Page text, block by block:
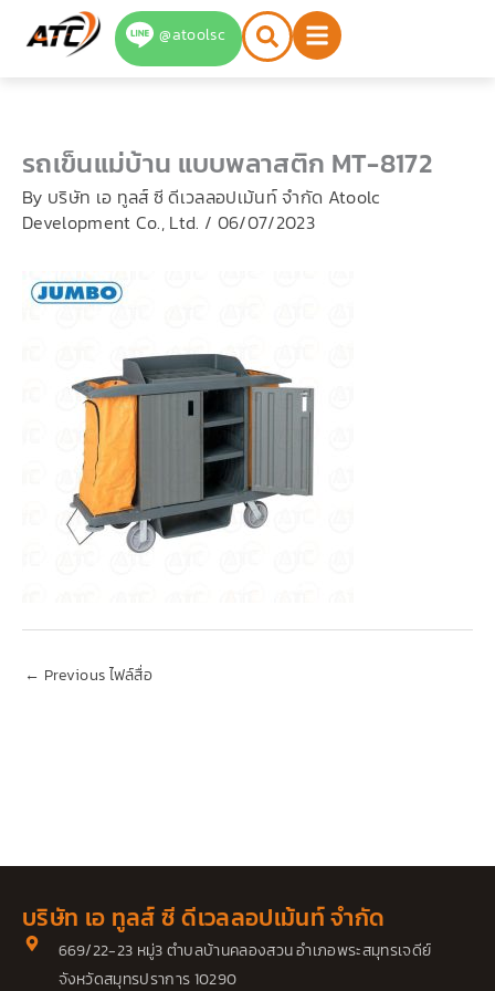
@atoolsc
รถเข็นแม่บ้าน แบบพลาสติก MT-8172
By บริษัท เอ ทูลส์ ซี ดีเวลลอปเม้นท์ จำกัด Atoolc
Development Co., Ltd. / 06/07/2023
← Previous ไฟล์สื่อ
บริษัท เอ ทูลส์ ซี ดีเวลลอปเม้นท์ จำกัด
669/22-23 หมู่3 ตำบลบ้านคลองสวน อำเภอพระสมุทรเจดีย์
จังหวัดสมุทรปราการ 10290